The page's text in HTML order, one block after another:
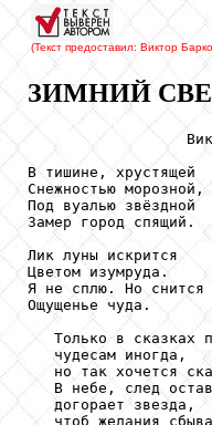
(Текст предоставил: Виктор
ЗИМНИЙ
В тишине, хрустящей
Снежностью морозной,
Под вуалью звёздной
Замер город спящий.
Лик луны искрится
Цветом изумруда.
Я не сплю. Но снится
Ощущенье чуда.
Только в сказках
   чудесам иногда,
но так хочется
В небе, след
   догорает звезда,
чтоб желания